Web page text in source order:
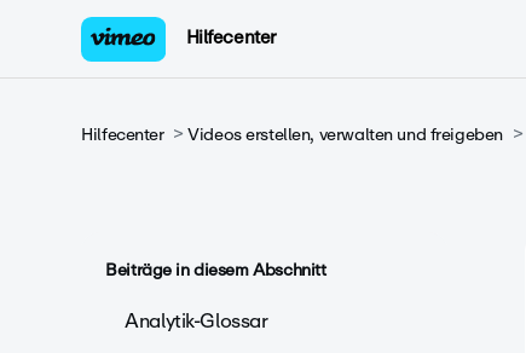
Hilfecenter
Hilfecenter Videos erstellen, verwalten und freigeben
Beiträge in diesem Abschnitt
Analytik-Glossar